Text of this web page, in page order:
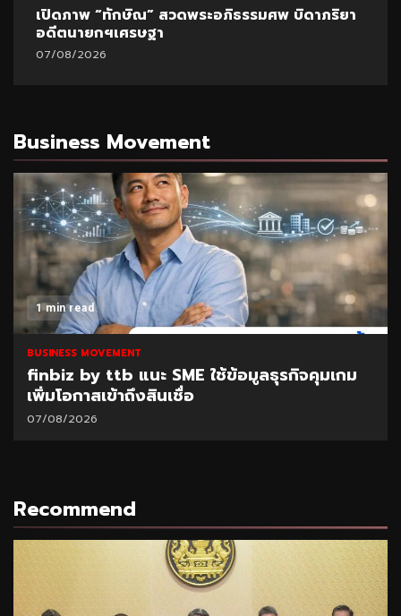
รมศพ บิดาภริยา
ปูด!ข้อมูลใหม่สอบท้องถิ่น อ้างพบ
Business Movement
1 min read
BUSINESS MOVEMENT
SAM เปิดโอกาสแก้หนี้เสียต่ำแสน ผ่านโครงการ
“ปิดหนี้ไว ไปต่อได้” ที่ศาลแพ่งตลิ่งชัน 8-9
ส.ค.69
Recommend